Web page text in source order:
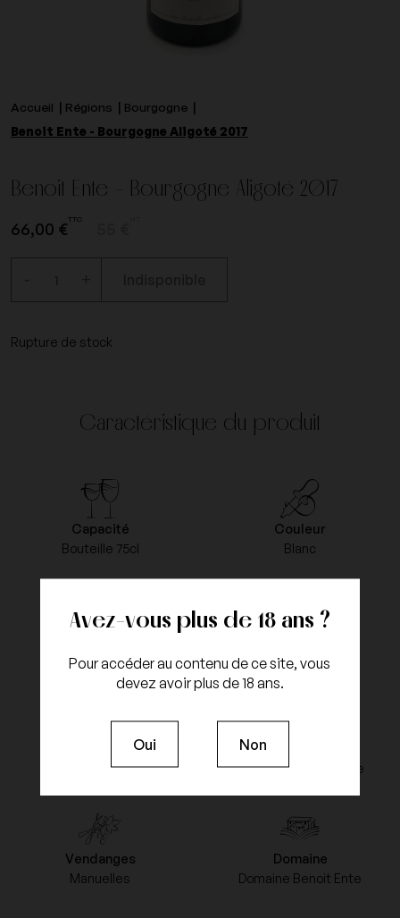
Avez-vous plus de 18 ans ?
Pour accéder au contenu de ce site, vous
devez avoir plus de 18 ans.
Oui Non
Accueil Régions
Bourgogne
Benoit Ente - Bourgogne Aligoté 2017
Benoit Ente - Bourgogne Aligoté 2017
66,00 € TTC
Rupture de stock
Caractéristique du produit
Capacité
Bouteille 75cl
Couleur
Blanc
2017
Bourgogne Blanc
Aligoté
Type d'agriculture
Agriculture raisonnée
Vendanges
Manuelles
Domaine
Domaine Benoit Ente